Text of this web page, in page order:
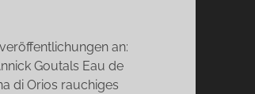
an:
Goutals Eau de
di Orios rauchiges